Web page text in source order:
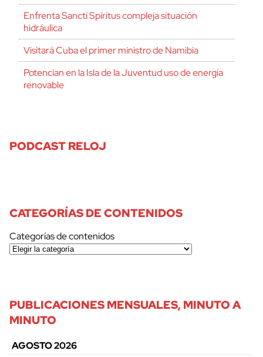
Enfrenta Sancti Spíritus compleja situación
hidráulica
Visitará Cuba el primer ministro de Namibia
Potencian en la Isla de la Juventud uso de energía
renovable
PODCAST RELOJ
CATEGORÍAS DE CONTENIDOS
Categorías de contenidos
PUBLICACIONES MENSUALES, MINUTO A
MINUTO
AGOSTO 2026